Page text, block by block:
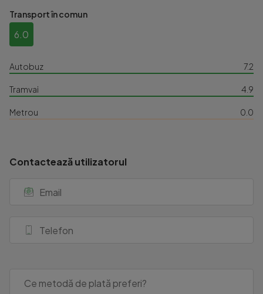
Transport în comun
6.0
Autobuz 7.2
Tramvai 4.9
Metrou 0.0
Contactează utilizatorul